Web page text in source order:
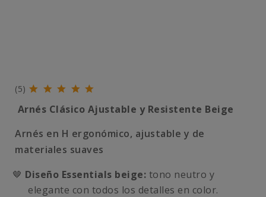
(5)
Arnés Clásico Ajustable y Resistente Beige
Arnés en H ergonómico, ajustable y de
materiales suaves
🤎 Diseño Essentials beige: tono neutro y
elegante con todos los detalles en color.